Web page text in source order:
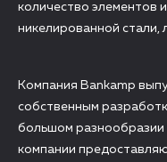
количество элементов
никелированной стали,
Компания Bankamp
собственным
большом разнообразии
компании